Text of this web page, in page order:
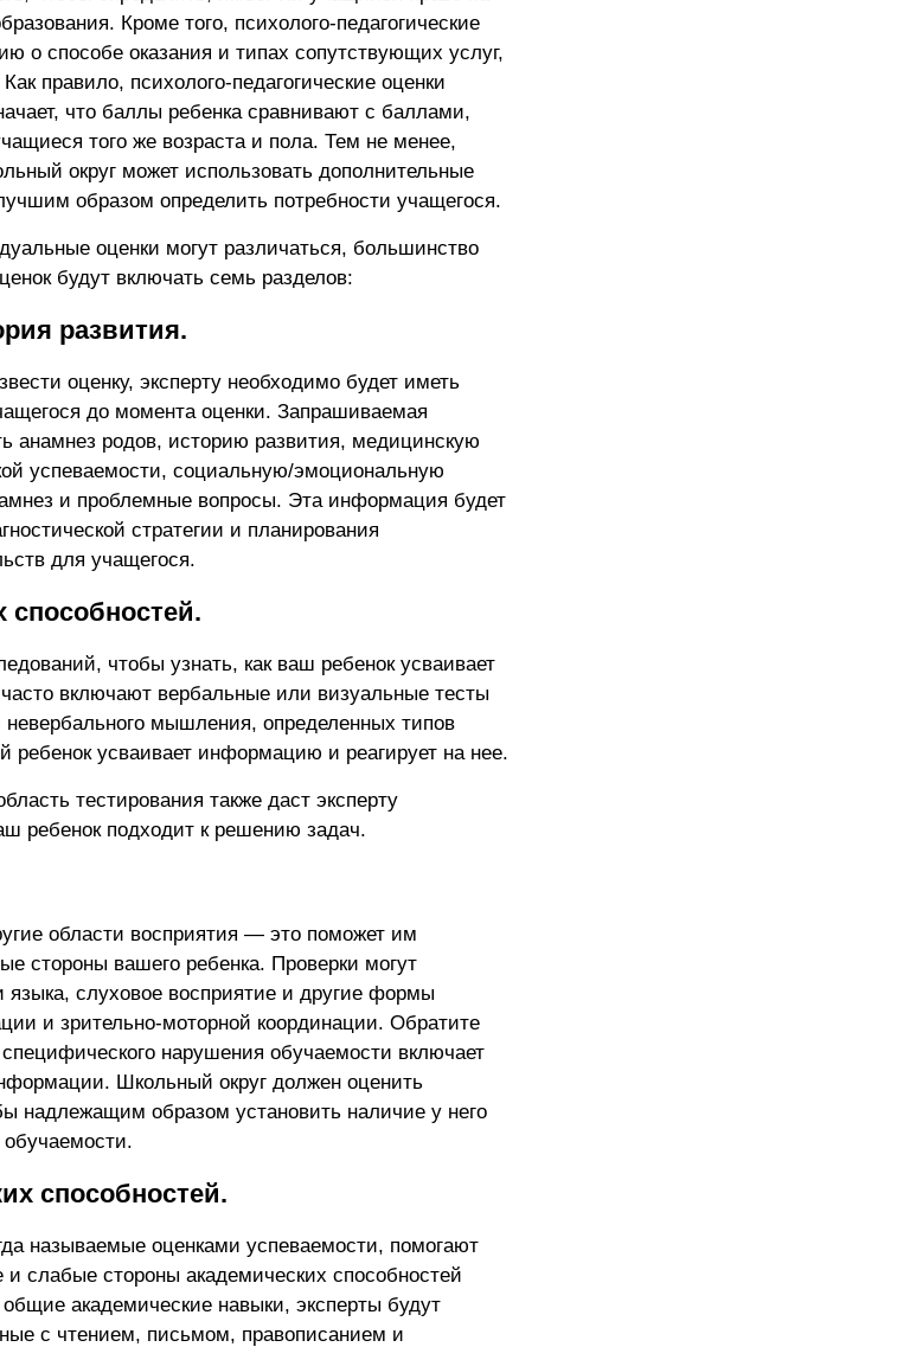
Кроме того, психолого-педагогические
о способе оказания и типах сопутствующих услуг,
правило, психолого-педагогические оценки
что баллы ребенка сравнивают с баллами,
того же возраста и пола. Тем не менее,
округ может использовать дополнительные
образом определить потребности учащегося.
оценки могут различаться, большинство
будут включать семь разделов:
развития.
оценку, эксперту необходимо будет иметь
до момента оценки. Запрашиваемая
анамнез родов, историю развития, медицинскую
успеваемости, социальную/эмоциональную
и проблемные вопросы. Эта информация будет
стратегии и планирования
для учащегося.
способностей.
чтобы узнать, как ваш ребенок усваивает
включают вербальные или визуальные тесты
невербального мышления, определенных типов
ребенок усваивает информацию и реагирует на нее.
тестирования также даст эксперту
ребенок подходит к решению задач.
области восприятия — это поможет им
стороны вашего ребенка. Проверки могут
языка, слуховое восприятие и другие формы
и зрительно-моторной координации. Обратите
нарушения обучаемости включает
Школьный округ должен оценить
надлежащим образом установить наличие у него
способностей.
называемые оценками успеваемости, помогают
слабые стороны академических способностей
академические навыки, эксперты будут
с чтением, письмом, правописанием и